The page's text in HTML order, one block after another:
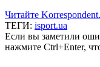
Читайте
ТЕГИ: isport.ua
Если вы заметили
нажмите Ctrl+Enter,